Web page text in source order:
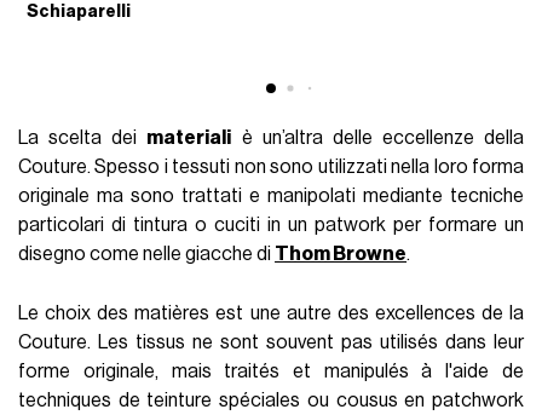
Schiaparelli
La scelta dei materiali è un’altra delle eccellenze della
Couture. Spesso i tessuti non sono utilizzati nella loro forma
originale ma sono trattati e manipolati mediante tecniche
particolari di tintura o cuciti in un patwork per formare un
disegno come nelle giacche di Thom Browne.
Le choix des matières est une autre des excellences de la
Couture. Les tissus ne sont souvent pas utilisés dans leur
forme originale, mais traités et manipulés à l'aide de
techniques de teinture spéciales ou cousus en patchwork